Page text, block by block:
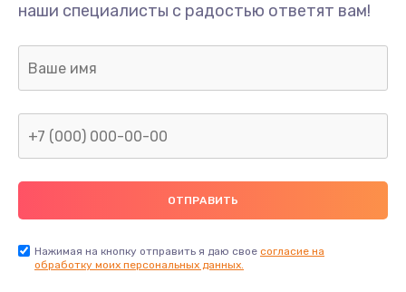
наши специалисты с радостью ответят вам!
Нажимая на кнопку отправить я даю свое согласие на
обработку моих персональных данных.